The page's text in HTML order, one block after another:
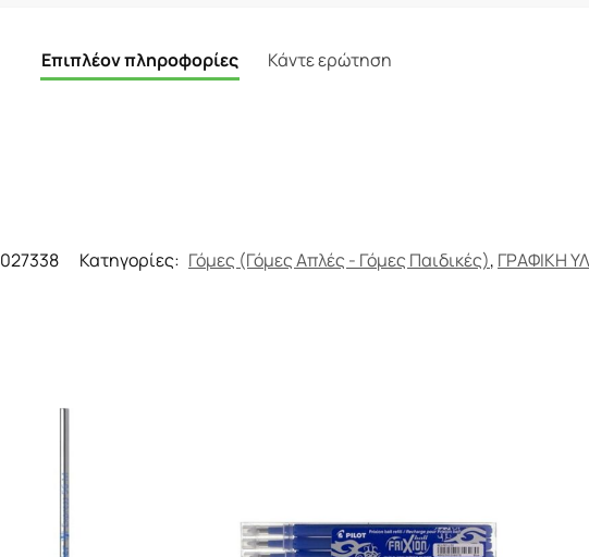
Επιπλέον πληροφορίες Κάντε ερώτηση
027338 Κατηγορίες: Γόμες (Γόμες Απλές - Γόμες Παιδικές), ΓΡΑΦΙΚΗ